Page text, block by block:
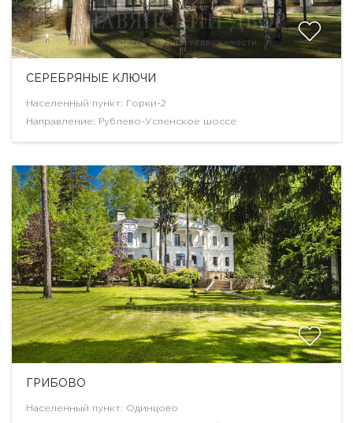
СЕРЕБРЯНЫЕ КЛЮЧИ
Населенный пункт: Горки-2
Направление: Рублево-Успенское шоссе
ГРИБОВО
Населенный пункт: Одинцово